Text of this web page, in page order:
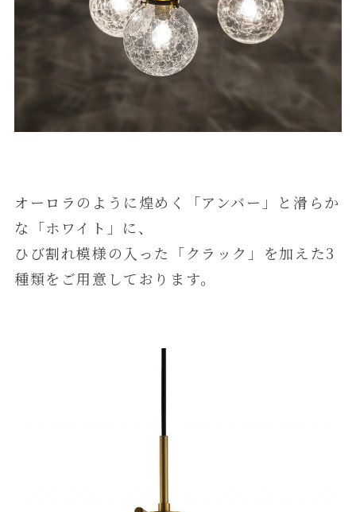
オーロラのように煌めく「アンバー」と滑らか
な「ホワイト」に、
ひび割れ模様の入った「クラック」を加えた3
種類をご用意しております。